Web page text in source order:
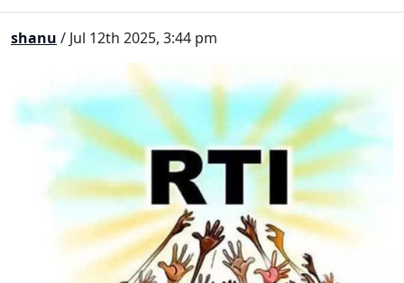
shanu / Jul 12th 2025, 3:44 pm